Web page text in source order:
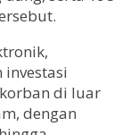
di luar
dengan